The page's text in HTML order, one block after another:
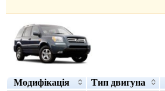
Модифікація Тип двигуна